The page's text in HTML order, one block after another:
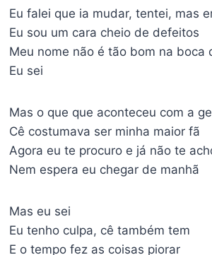
Eu falei que ia mudar, tentei, mas
Eu sou um cara cheio de defeitos
Meu nome não é tão bom na boca
Eu sei
Mas o que que aconteceu com a
Cê costumava ser minha maior fã
Agora eu te procuro e já não te
Nem espera eu chegar de manhã
Mas eu sei
Eu tenho culpa, cê também tem
E o tempo fez as coisas piorar